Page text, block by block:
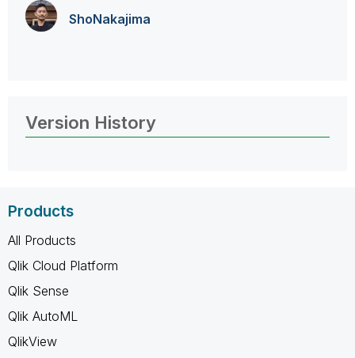
ShoNakajima
Version History
Products
All Products
Qlik Cloud Platform
Qlik Sense
Qlik AutoML
QlikView